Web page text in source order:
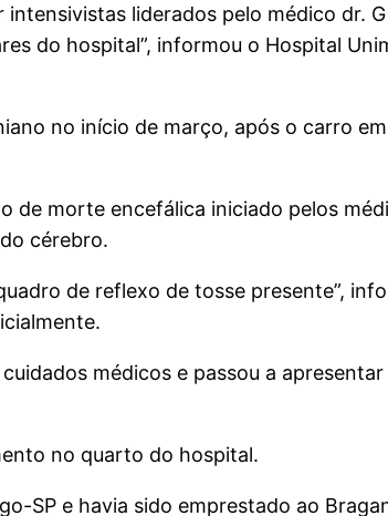
liderados pelo médico dr.
do hospital”, informou o Hospital
no início de março, após o carro
morte encefálica iniciado pelos
cérebro.
de reflexo de tosse presente”,
médicos e passou a
no quarto do hospital.
SP e havia sido emprestado ao